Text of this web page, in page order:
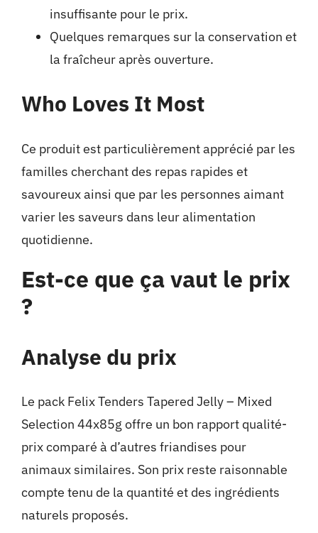
insuffisante pour le prix.
Quelques remarques sur la conservation et
la fraîcheur après ouverture.
Who Loves It Most
Ce produit est particulièrement apprécié par les
familles cherchant des repas rapides et
savoureux ainsi que par les personnes aimant
varier les saveurs dans leur alimentation
quotidienne.
Est-ce que ça vaut le prix
?
Analyse du prix
Le pack Felix Tenders Tapered Jelly – Mixed
Selection 44x85g offre un bon rapport qualité-
prix comparé à d’autres friandises pour
animaux similaires. Son prix reste raisonnable
compte tenu de la quantité et des ingrédients
naturels proposés.